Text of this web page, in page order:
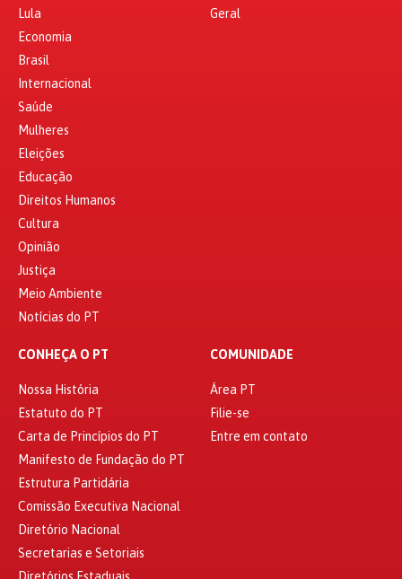
Lula
Economia
Brasil
Internacional
Saúde
Mulheres
Eleições
Educação
Direitos Humanos
Cultura
Opinião
Justiça
Meio Ambiente
Notícias do PT
Geral
CONHEÇA O PT
Nossa História
Estatuto do PT
Carta de Princípios do PT
Manifesto de Fundação do PT
Estrutura Partidária
Comissão Executiva Nacional
Diretório Nacional
Secretarias e Setoriais
Diretórios Estaduais
COMUNIDADE
Área PT
Filie-se
Entre em contato